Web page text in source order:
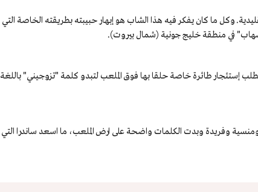
وكل ما كان يفكر فيه هذا الشاب هو إبهار حبيبته بطريقته الخاصة التي
في منطقة خليج جونية (شمال بيروت).
إستئجار طائرة خاصة حلقا بها فوق الملعب لتبدو كلمة "تزوجيني" باللغة
وفريدة وبدت الكلمات واضحة على ارض الملعب، ما اسعد ساندرا التي